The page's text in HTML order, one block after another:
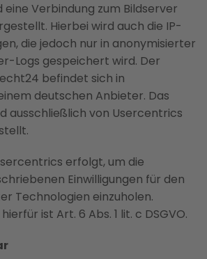
eine Verbindung zum Bildserver
Hierbei wird auch die IP-
die jedoch nur in anonymisierter
Logs gespeichert wird. Der
befindet sich in
deutschen Anbieter. Das
ausschließlich von Usercentrics
erfolgt, um die
Einwilligungen für den
Technologien einzuholen.
ist Art. 6 Abs. 1 lit. c DSGVO.